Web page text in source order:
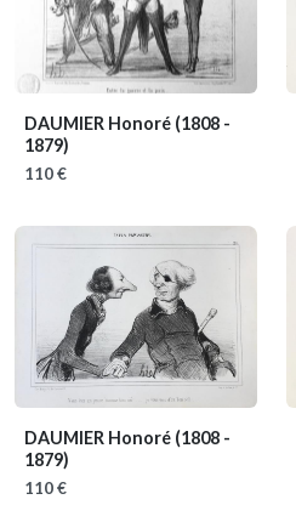
DAUMIER Honoré (1808 -
1879)
110 €
DAUMIER Honoré (1808 -
1879)
110 €